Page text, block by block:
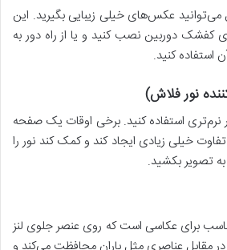
می‌توانید عکس‌های خیلی زیبایی بگیرید. این
کفشک دوربین نصب کنید و یا از راه دور به
استفاده کنید.
نور فلاش)
نرم‌تری استفاده کنید. برخی اوقات یک صفحه
خیلی زیادی ایجاد کند و کمک کند نور را
به تصویر بکشید.
برای عکاسی است که روی عنصر جلوی لنز